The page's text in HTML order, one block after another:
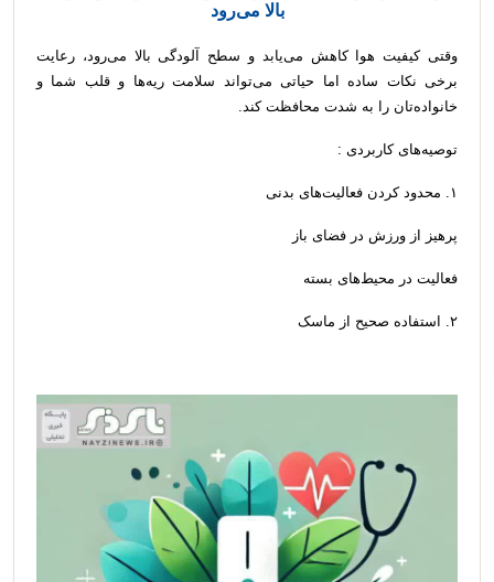
بالا می‌رود
وقتی کیفیت هوا کاهش می‌یابد و سطح آلودگی بالا می‌رود، رعایت
برخی نکات ساده اما حیاتی می‌تواند سلامت ریه‌ها و قلب شما و
خانواده‌تان را به شدت محافظت کند.
توصیه‌های کاربردی :
۱. محدود کردن فعالیت‌های بدنی
پرهیز از ورزش در فضای باز
فعالیت در محیط‌های بسته
۲. استفاده صحیح از ماسک